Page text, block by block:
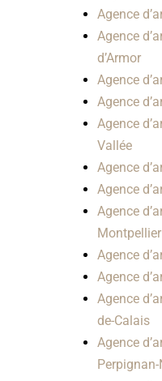
Agence
Agence
d’Armor
Agence
Agence
Agence
Vallée
Agence
Agence
Agence
Montpellier
Agence
Agence
Agence
de-Calais
Agence